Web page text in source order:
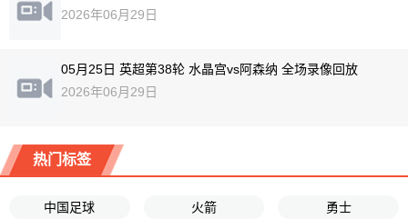
2026年06月29日
05月25日 英超第38轮 水晶宫vs阿森纳 全场录像回放
2026年06月29日
热门标签
中国足球 火箭 勇士